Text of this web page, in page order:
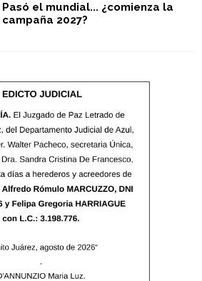
Pasó el mundial... ¿comienza la
campaña 2027?